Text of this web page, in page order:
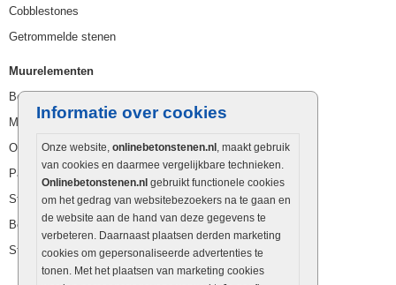
Informatie over cookies
Onze website, onlinebetonstenen.nl , maakt gebruik
van cookies en daarmee vergelijkbare technieken.
Onlinebetonstenen.nl gebruikt functionele cookies
om het gedrag van websitebezoekers na te gaan en
de website aan de hand van deze gegevens te
verbeteren. Daarnaast plaatsen derden marketing
cookies om gepersonaliseerde advertenties te
tonen. Met het plaatsen van marketing cookies
Cobblestones
Getrommelde stenen
Muurelementen
Betonbielzen
Muurstenen
Opsluitbanden
Palissaden
Stapelblokken
Betonblokken
Stapelstenen